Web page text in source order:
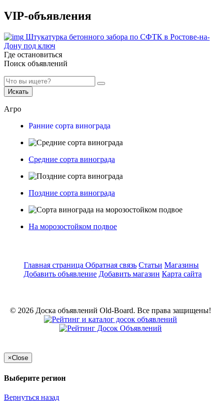
VIP-объявления
Штукатурка бетонного забора по СФТК в Ростове-на-
Дону под ключ
Где остановиться
Поиск объявлений
Искать
Агро
Ранние сорта винограда
Средние сорта винограда
Поздние сорта винограда
На морозостойком подвое
Главная страница Обратная связь Статьи Магазины
Добавить объявление Добавить магазин Карта сайта
© 2026 Доска объявлений Old-Board. Все права защищены!
×Close
Выберите регион
Вернуться назад